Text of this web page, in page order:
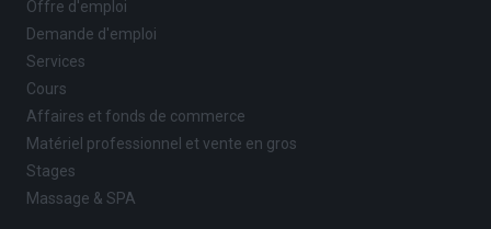
Offre d'emploi
Demande d'emploi
Services
Cours
Affaires et fonds de commerce
Matériel professionnel et vente en gros
Stages
Massage & SPA